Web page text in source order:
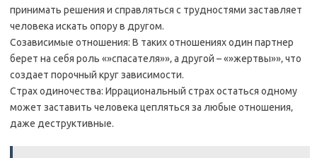
принимать решения и справляться с трудностями заставляет
человека искать опору в другом.
Созависимые отношения: В таких отношениях один партнер
берет на себя роль «»спасателя»»‚ а другой – «»жертвы»»‚ что
создает порочный круг зависимости.
Страх одиночества: Иррациональный страх остаться одному
может заставить человека цепляться за любые отношения‚
даже деструктивные.